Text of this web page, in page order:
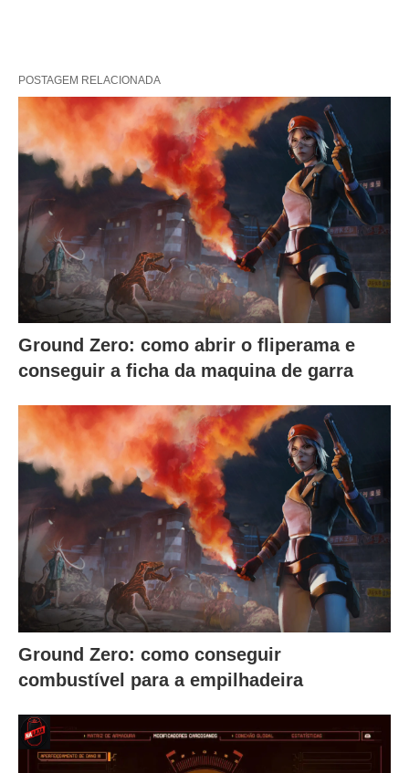
POSTAGEM RELACIONADA
Ground Zero: como abrir o fliperama e
conseguir a ficha da maquina de garra
Ground Zero: como conseguir
combustível para a empilhadeira